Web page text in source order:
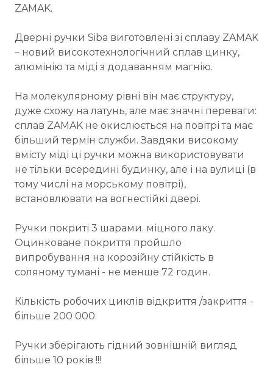
ZAMAK.
Дверні ручки Siba виготовлені зі сплаву ZAMAK
– новий високотехнологічний сплав цинку,
алюмінію та міді з додаванням магнію.
На молекулярному рівні він має структуру,
дуже схожу на латунь, але має значні переваги:
сплав ZAMAK не окислюється на повітрі та має
більший термін служби. Завдяки високому
вмісту міді ці ручки можна використовувати
не тільки всередині будинку, але і на вулиці (в
тому числі на морському повітрі),
встановлювати на вогнестійкі двері.
Ручки покриті 3 шарами. міцного лаку.
Оцинковане покриття пройшло
випробування на корозійну стійкість в
соляному тумані - не менше 72 годин.
Кількість робочих циклів відкриття /закриття -
більше 200 000.
Ручки зберігають гідний зовнішній вигляд
більше 10 років !!!